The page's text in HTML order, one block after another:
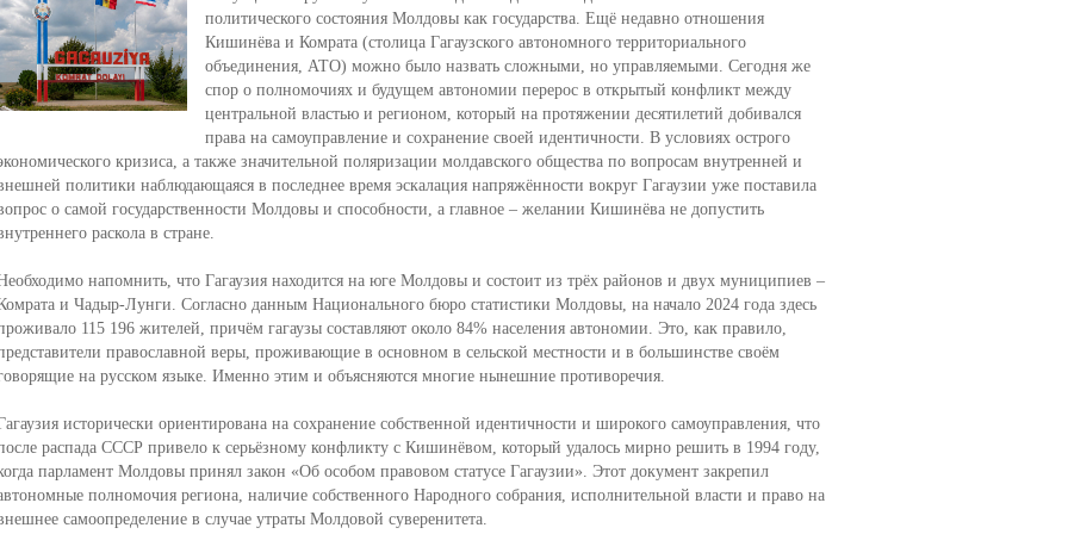
политического состояния Молдовы как государства. Ещё недавно отношения
Кишинёва и Комрата (столица Гагаузского автономного территориального
объединения, АТО) можно было назвать сложными, но управляемыми. Сегодня же
спор о полномочиях и будущем автономии перерос в открытый конфликт между
центральной властью и регионом, который на протяжении десятилетий добивался
права на самоуправление и сохранение своей идентичности. В условиях острого
кризиса, а также значительной поляризации молдавского общества по вопросам внутренней и
политики наблюдающаяся в последнее время эскалация напряжённости вокруг Гагаузии уже поставила
о самой государственности Молдовы и способности, а главное – желании Кишинёва не допустить
раскола в стране.
напомнить, что Гагаузия находится на юге Молдовы и состоит из трёх районов и двух муниципиев –
и Чадыр-Лунги. Согласно данным Национального бюро статистики Молдовы, на начало 2024 года здесь
115 196 жителей, причём гагаузы составляют около 84% населения автономии. Это, как правило,
православной веры, проживающие в основном в сельской местности и в большинстве своём
на русском языке. Именно этим и объясняются многие нынешние противоречия.
исторически ориентирована на сохранение собственной идентичности и широкого самоуправления, что
распада СССР привело к серьёзному конфликту с Кишинёвом, который удалось мирно решить в 1994 году,
парламент Молдовы принял закон «Об особом правовом статусе Гагаузии». Этот документ закрепил
полномочия региона, наличие собственного Народного собрания, исполнительной власти и право на
самоопределение в случае утраты Молдовой суверенитета.